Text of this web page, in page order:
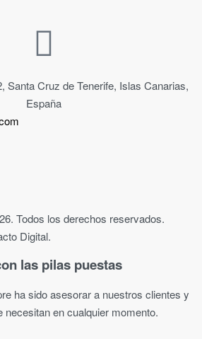
Santa Cruz de Tenerife, Islas Canarias,
España
Todos los derechos reservados.
Digital.
las pilas puestas
ha sido asesorar a nuestros clientes y
necesitan en cualquier momento.